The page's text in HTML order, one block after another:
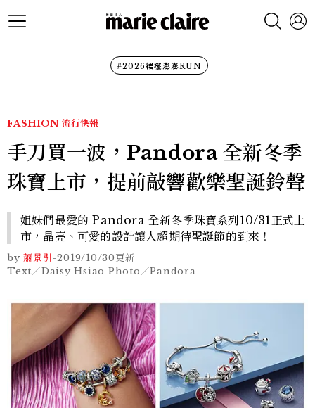
#2026裙襬澎澎RUN
FASHION 流行快報
手刀買一波，Pandora 全新冬季
珠寶上市，提前敲響歡樂聖誕鈴聲
姐妹們最愛的 Pandora 全新冬季珠寶系列10/31正式上
市，晶亮、可愛的設計讓人超期待聖誕節的到來！
by 蕭景引 -2019/10/30更新
Text／Daisy Hsiao Photo／Pandora